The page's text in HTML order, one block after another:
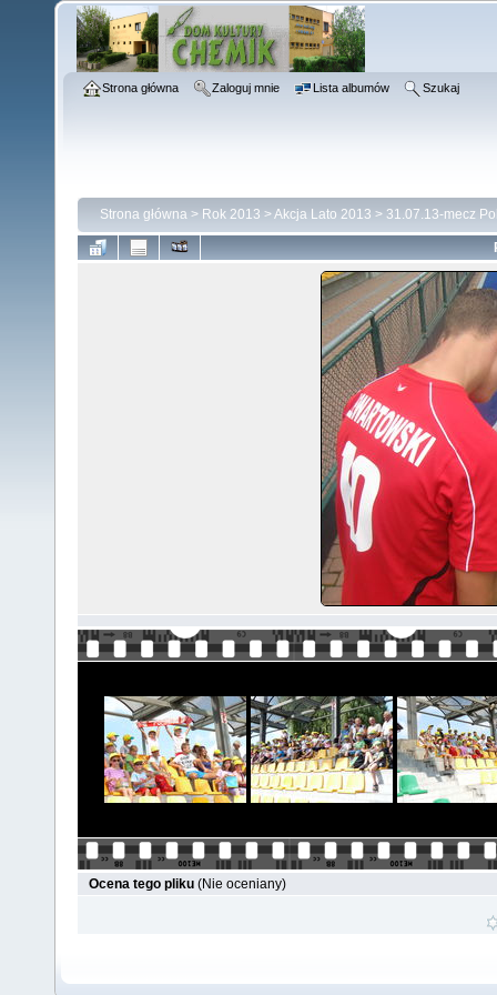
Strona główna Zaloguj mnie Lista albumów Szukaj
Strona główna > Rok 2013 >Akcja Lato 2013 > 31.07.13-mecz
Ocena tego pliku (Nie oceniany)